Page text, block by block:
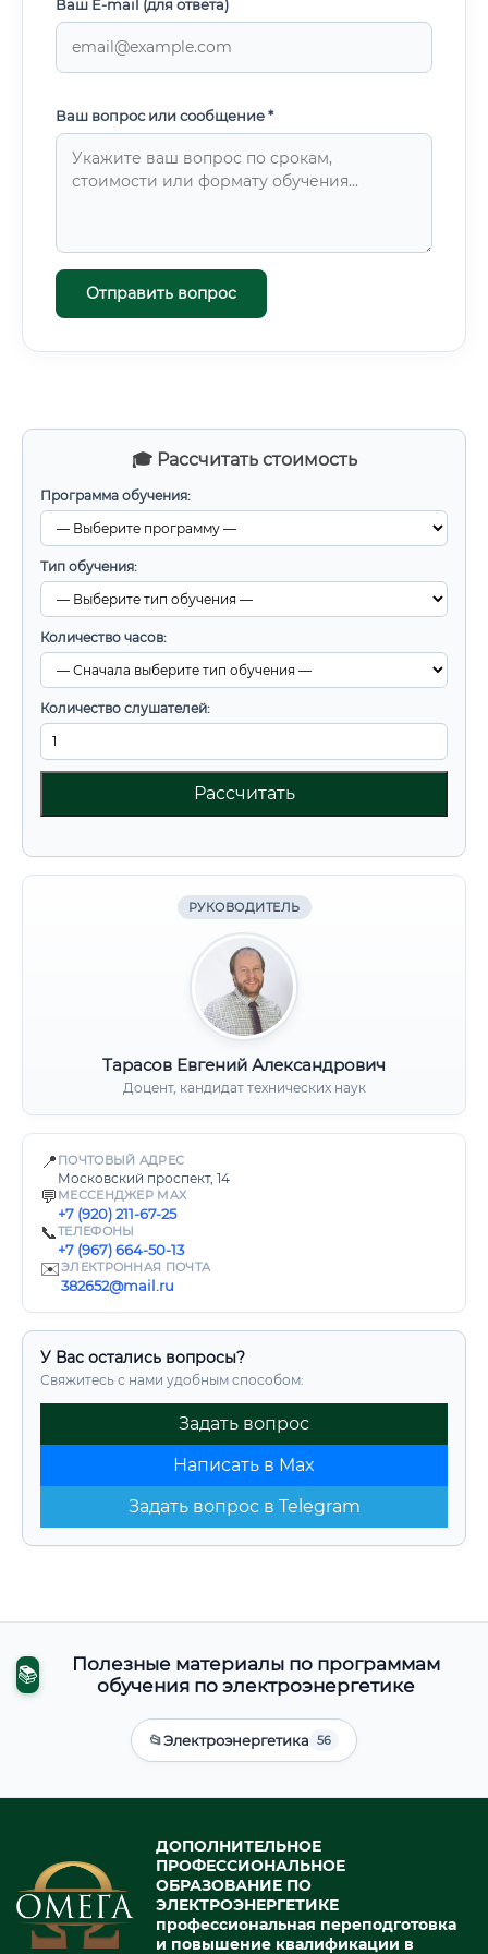
🎓 Рассчитать стоимость
Программа обучения:
Тип обучения:
Количество часов:
Количество слушателей:
Рассчитать
РУКОВОДИТЕЛЬ
Тарасов Евгений Александрович
Доцент, кандидат технических наук
📍 ПОЧТОВЫЙ АДРЕС
Московский проспект, 14
💬 МЕССЕНДЖЕР MAX
+7 (920) 211-67-25
📞ТЕЛЕФОНЫ
+7 (967) 664-50-13
✉️ЭЛЕКТРОННАЯ ПОЧТА
382652@mail.ru
У Вас остались вопросы?
Свяжитесь с нами удобным способом:
Задать вопрос
Написать в Max
Задать вопрос в Telegram
Ваш E-mail (для ответа)
Ваш вопрос или сообщение *
Отправить вопрос
📚
Полезные материалы по программам
обучения по электроэнергетике
📂Электроэнергетика 56
ДОПОЛНИТЕЛЬНОЕ
ПРОФЕССИОНАЛЬНОЕ
ОБРАЗОВАНИЕ ПО
ЭЛЕКТРОЭНЕРГЕТИКЕ
профессиональная переподготовка
и повышение квалификации в